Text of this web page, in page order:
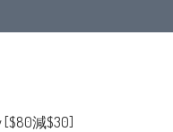
[$80減$30]